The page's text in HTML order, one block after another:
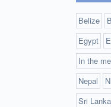
Belize
Egypt
In the
Nepal
Sri Lanka